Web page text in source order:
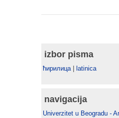
izbor pisma
ћирилица| latinica
navigacija
Univerzitet u Beogradu -